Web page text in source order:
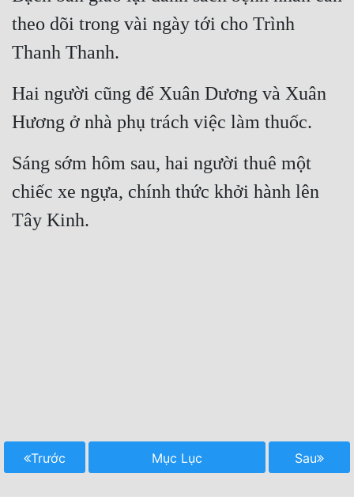
theo dõi trong vài ngày tới cho Trình
Thanh Thanh.
Hai người cũng để Xuân Dương và Xuân
Hương ở nhà phụ trách việc làm thuốc.
Sáng sớm hôm sau, hai người thuê một
chiếc xe ngựa, chính thức khởi hành lên
Tây Kinh.
Trước Mục Lục Sau